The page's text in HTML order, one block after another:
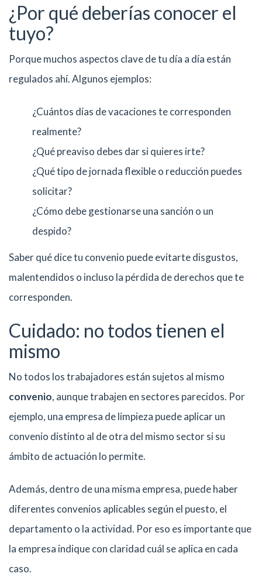
¿Por qué deberías conocer el
tuyo?
Porque muchos aspectos clave de tu día a día están
regulados ahí. Algunos ejemplos:
¿Cuántos días de vacaciones te corresponden
realmente?
¿Qué preaviso debes dar si quieres irte?
¿Qué tipo de jornada flexible o reducción puedes
solicitar?
¿Cómo debe gestionarse una sanción o un
despido?
Saber qué dice tu convenio puede evitarte disgustos,
malentendidos o incluso la pérdida de derechos que te
corresponden.
Cuidado: no todos tienen el
mismo
No todos los trabajadores están sujetos al mismo
convenio, aunque trabajen en sectores parecidos. Por
ejemplo, una empresa de limpieza puede aplicar un
convenio distinto al de otra del mismo sector si su
ámbito de actuación lo permite.
Además, dentro de una misma empresa, puede haber
diferentes convenios aplicables según el puesto, el
departamento o la actividad. Por eso es importante que
la empresa indique con claridad cuál se aplica en cada
caso.